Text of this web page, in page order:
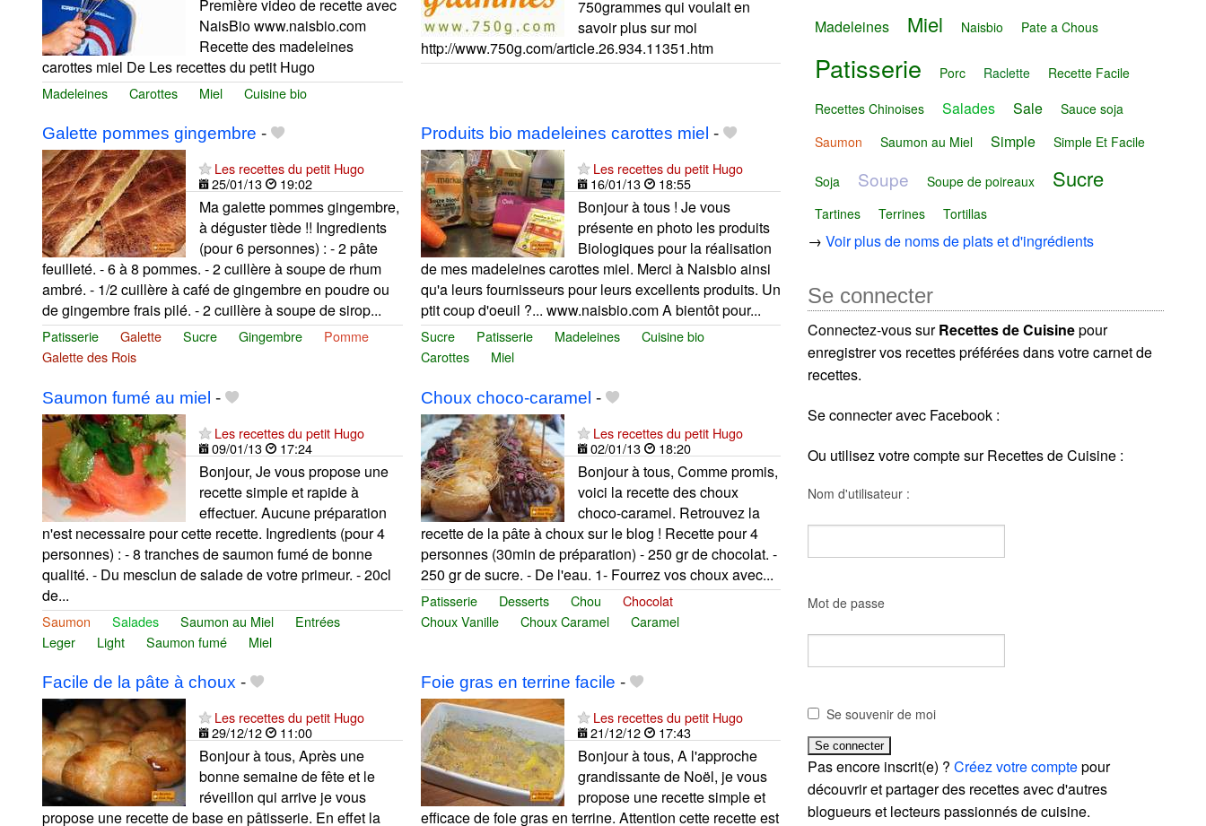
Première video de recette avec
NaisBio www.naisbio.com
Recette des madeleines
carottes miel De Les recettes du petit Hugo
Madeleines Carottes Miel Cuisine bio
750grammes qui voulait en
savoir plus sur moi
http://www.750g.com/article.26.934.11351.htm
Galette pommes gingembre -
Les recettes du petit Hugo
25/01/13
19:02
Ma galette pommes gingembre,
à déguster tiède !! Ingredients
(pour 6 personnes) : - 2 pâte
feuilleté. - 6 à 8 pommes. - 2 cuillère à soupe de rhum
ambré. - 1/2 cuillère à café de gingembre en poudre ou
de gingembre frais pilé. - 2 cuillère à soupe de sirop...
Patisserie Galette Sucre Gingembre
Pomme
Galette des Rois
Produits bio madeleines carottes miel -
Les recettes du petit Hugo
16/01/13
18:55
Bonjour à tous ! Je vous
présente en photo les produits
Biologiques pour la réalisation
de mes madeleines carottes miel. Merci à Naisbio ainsi
qu'a leurs fournisseurs pour leurs excellents produits. Un
ptit coup d'oeuil ?... www.naisbio.com A bientôt pour...
Sucre Patisserie Madeleines
Cuisine bio
Carottes
Miel
Saumon fumé au miel -
Les recettes du petit Hugo
09/01/13
17:24
Bonjour, Je vous propose une
recette simple et rapide à
effectuer. Aucune préparation
n'est necessaire pour cette recette. Ingredients (pour 4
personnes) : - 8 tranches de saumon fumé de bonne
qualité. - Du mesclun de salade de votre primeur. - 20cl
de...
Saumon Salades Saumon au Miel
Entrées
Leger
Light Saumon fumé Miel
Choux choco-caramel -
Les recettes du petit Hugo
02/01/13
18:20
Bonjour à tous, Comme promis,
voici la recette des choux
choco-caramel. Retrouvez la
recette de la pâte à choux sur le blog ! Recette pour 4
personnes (30min de préparation) - 250 gr de chocolat. -
250 gr de sucre. - De l'eau. 1- Fourrez vos choux avec...
Patisserie Desserts Chou
Chocolat
Choux Vanille
Choux Caramel Caramel
Facile de la pâte à choux -
Les recettes du petit Hugo
29/12/12
11:00
Bonjour à tous, Après une
bonne semaine de fête et le
réveillon qui arrive je vous
propose une recette de base en pâtisserie. En effet la
Foie gras en terrine facile -
Les recettes du petit Hugo
21/12/12
17:43
Bonjour à tous, A l'approche
grandissante de Noël, je vous
propose une recette simple et
efficace de foie gras en terrine. Attention cette recette est
Madeleines Miel Naisbio Pate a Chous
Patisserie Porc Raclette
Recette Facile
Recettes Chinoises
Salades Sale
Sauce soja
Saumon
Saumon au Miel Simple Simple Et Facile
Soja Soupe Soupe de poireaux Sucre
Tartines Terrines Tortillas
→Voir plus de noms de plats et d'ingrédients
Se connecter
Connectez-vous surRecettes de Cuisinepour
enregistrer vos recettes préférées dans votre carnet de
recettes.
Se connecter avec Facebook :
Ou utilisez votre compte sur Recettes de Cuisine :
Nom d'utilisateur :
Mot de passe
Se souvenir de moi
Pas encore inscrit(e) ?Créez votre comptepour
découvrir et partager des recettes avec d'autres
blogueurs et lecteurs passionnés de cuisine.